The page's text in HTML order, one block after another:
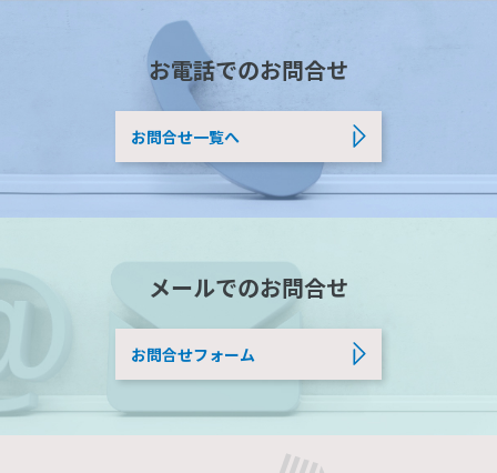
お電話でのお問合せ
お問合せ一覧へ
メールでのお問合せ
お問合せフォーム